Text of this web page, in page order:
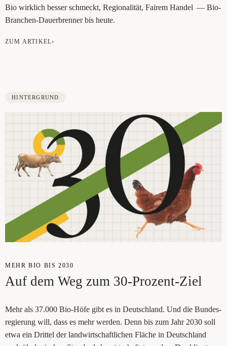
Bio wirk­lich bes­ser schmeckt, ­Regio­na­li­tät, Fai­rem Han­del — Bio-
Bran­chen-Dau­er­bren­ner bis heute.
ZUM ARTIKEL›
HINTERGRUND
MEHR BIO BIS 2030
Auf dem Weg zum 30-Prozent-Ziel
Mehr als 37.000 Bio-Höfe gibt es in Deutsch­land. Und die Bun­des­
re­gie­rung will, dass es mehr wer­den. Denn bis zum Jahr 2030 soll
etwa ein Drit­tel der land­wirt­schaft­li­chen Flä­che in Deutsch­land